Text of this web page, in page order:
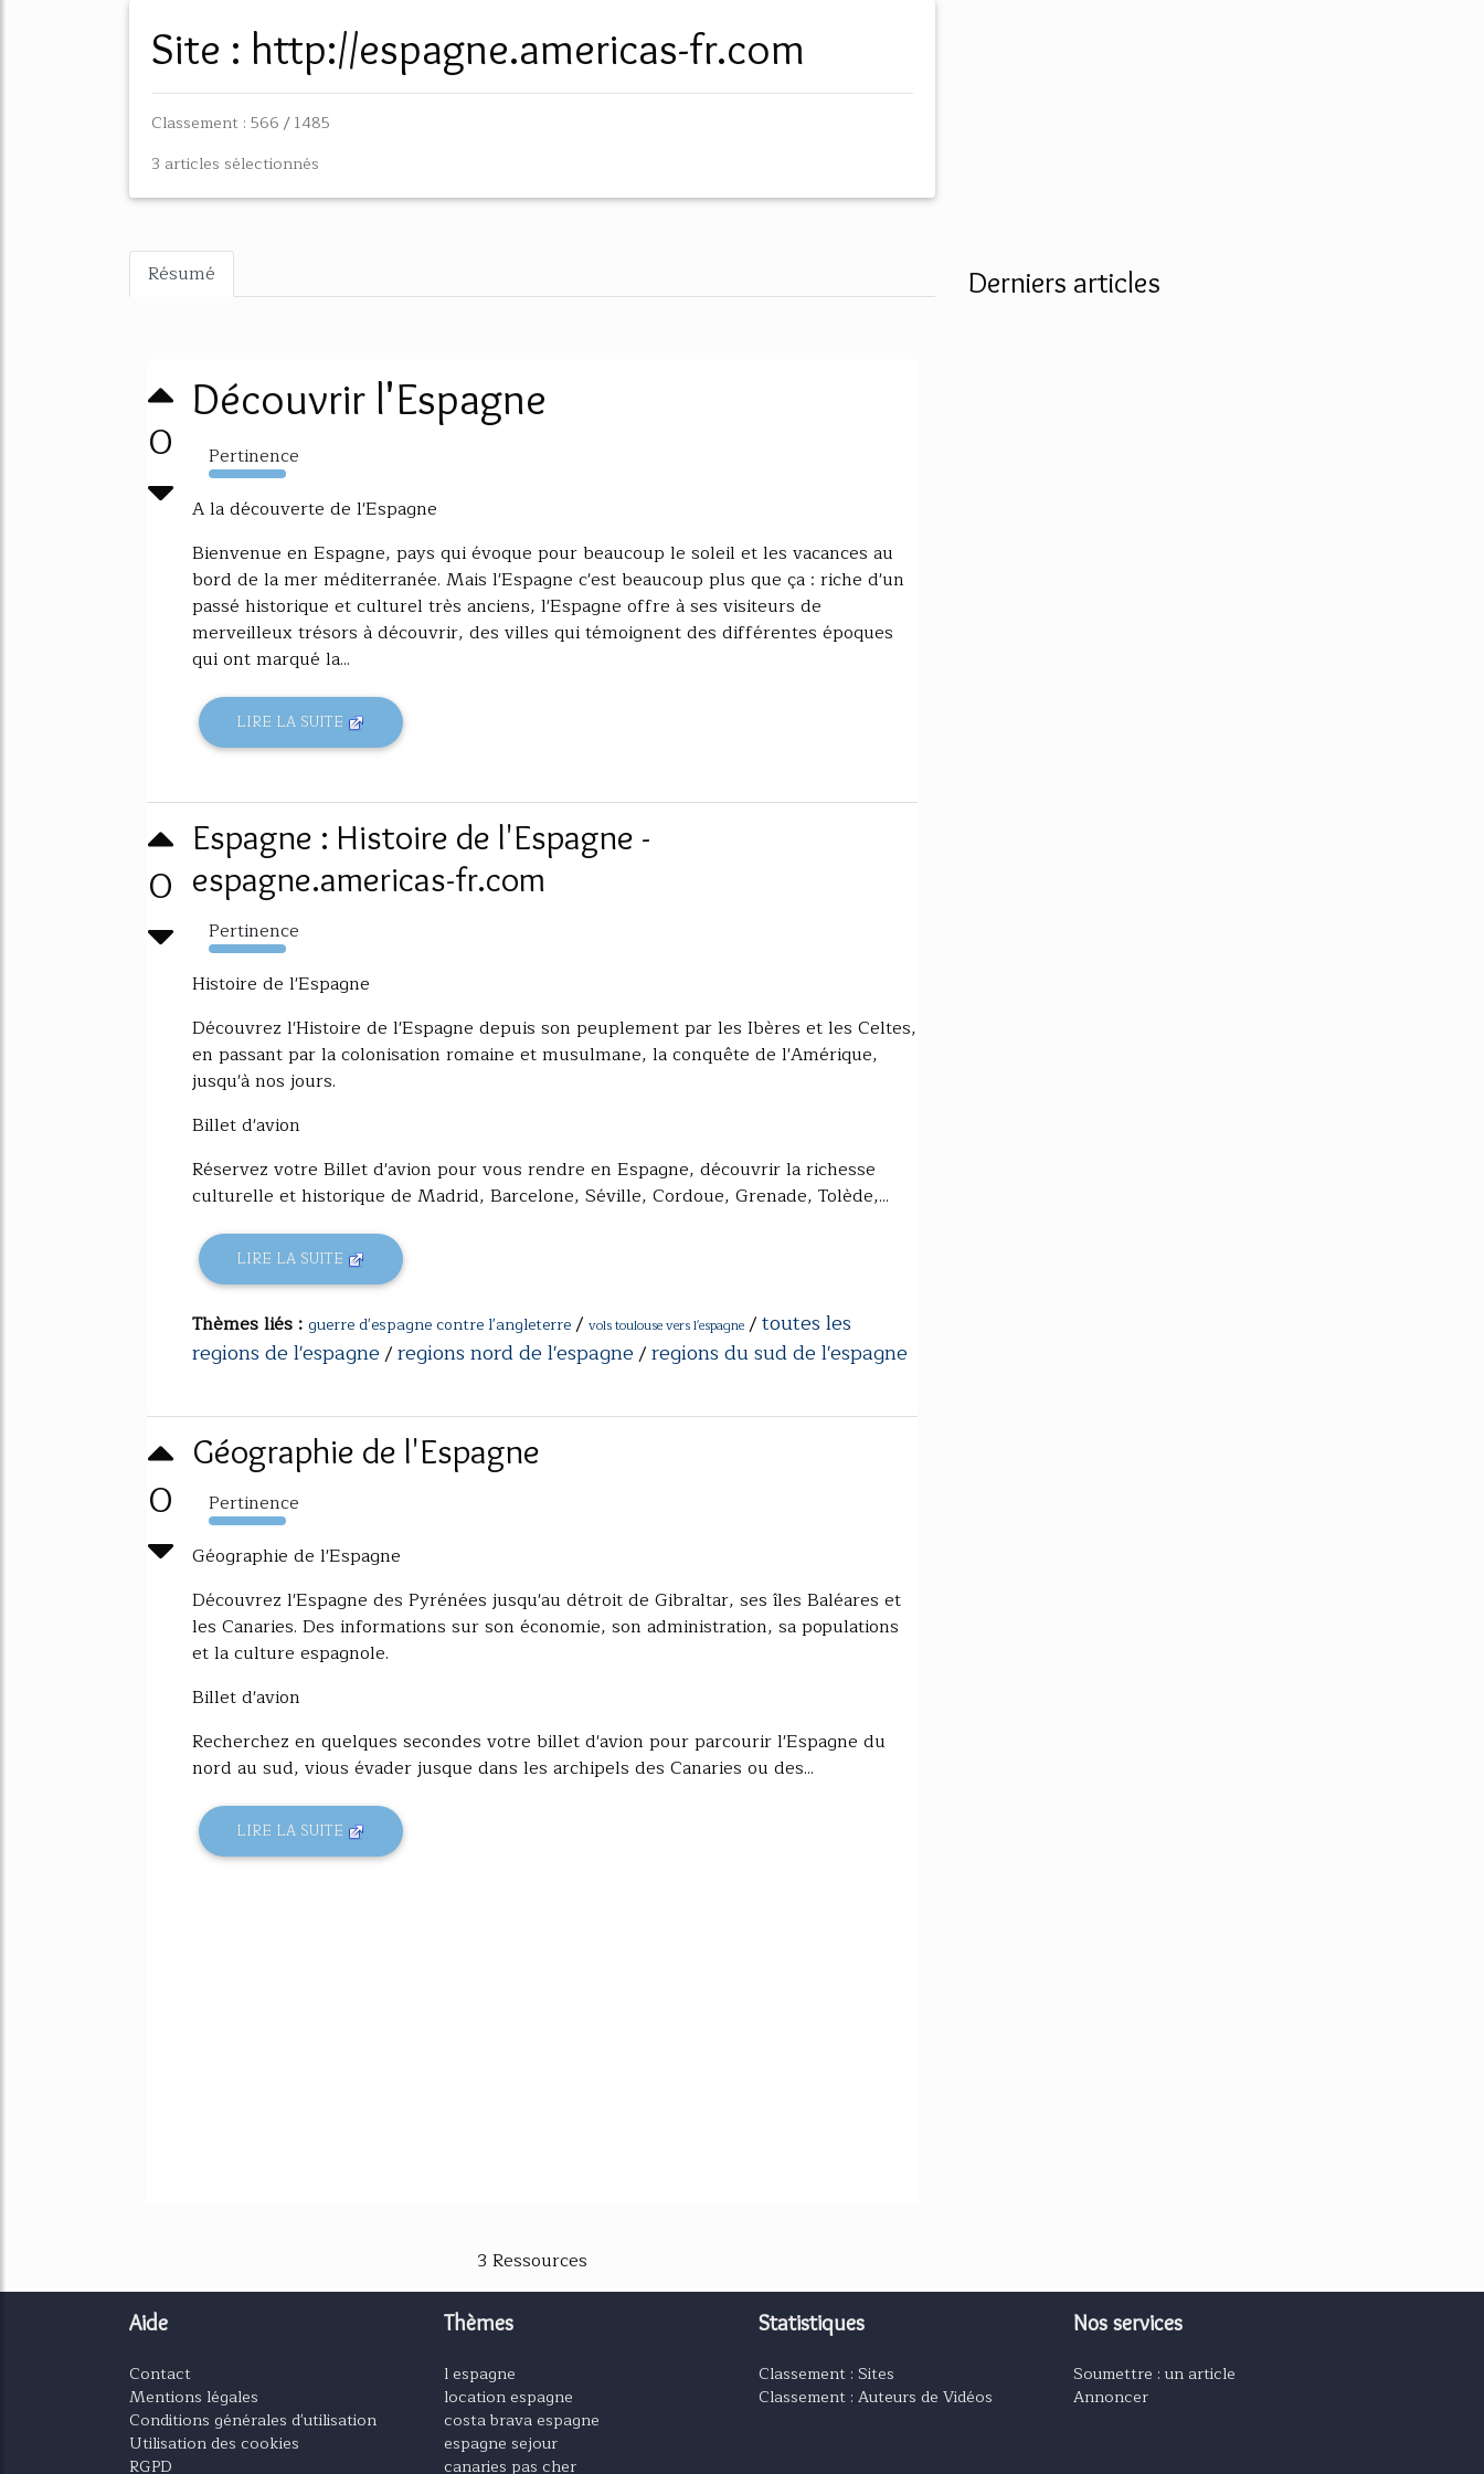
Site : http://espagne.americas-fr.com
Classement : 566 / 1485
3 articles sélectionnés
Résumé
0
Découvrir l'Espagne
Pertinence
5544%
A la découverte de l'Espagne
Bienvenue en Espagne, pays qui évoque pour beaucoup le soleil et les vacances au
bord de la mer méditerranée. Mais l'Espagne c'est beaucoup plus que ça : riche d'un
passé historique et culturel très anciens, l'Espagne offre à ses visiteurs de
merveilleux trésors à découvrir, des villes qui témoignent des différentes époques
qui ont marqué la...
LIRE LA SUITE
0
Espagne : Histoire de l'Espagne -
espagne.americas-fr.com
Pertinence
4908%
Histoire de l'Espagne
Découvrez l'Histoire de l'Espagne depuis son peuplement par les Ibères et les Celtes,
en passant par la colonisation romaine et musulmane, la conquête de l'Amérique,
jusqu'à nos jours.
Billet d'avion
Réservez votre Billet d'avion pour vous rendre en Espagne, découvrir la richesse
culturelle et historique de Madrid, Barcelone, Séville, Cordoue, Grenade, Tolède,...
LIRE LA SUITE
Thèmes liés : guerre d'espagne contre l'angleterre/ vols toulouse vers l'espagne /toutes les
regions de l'espagne/regions nord de l'espagne/regions du sud de l'espagne
0
Géographie de l'Espagne
Pertinence
4416%
Géographie de l'Espagne
Découvrez l'Espagne des Pyrénées jusqu'au détroit de Gibraltar, ses îles Baléares et
les Canaries. Des informations sur son économie, son administration, sa populations
et la culture espagnole.
Billet d'avion
Recherchez en quelques secondes votre billet d'avion pour parcourir l'Espagne du
nord au sud, vious évader jusque dans les archipels des Canaries ou des...
LIRE LA SUITE
3 Ressources
Derniers articles
Aide
Contact
Mentions légales
Conditions générales d'utilisation
Utilisation des cookies
RGPD
Thèmes
l espagne
location espagne
costa brava espagne
espagne sejour
canaries pas cher
Statistiques
Classement : Sites
Classement : Auteurs de Vidéos
Nos services
Soumettre : un article
Annoncer